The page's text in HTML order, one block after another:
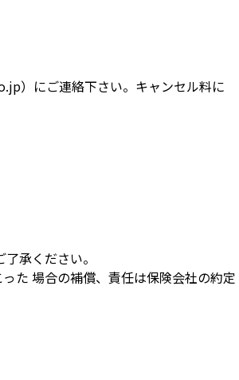
）にご連絡下さい。キャンセル料に
承ください。
た 場合の補償、責任は保険会社の約定